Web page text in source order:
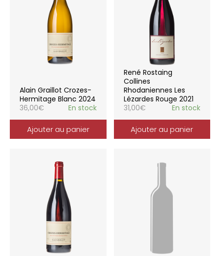
Alain Graillot Crozes-
Hermitage Blanc 2024
36,00€ En stock
Ajouter au panier
René Rostaing
Collines
Rhodaniennes Les
Lézardes Rouge 2021
31,00€ En stock
Ajouter au panier